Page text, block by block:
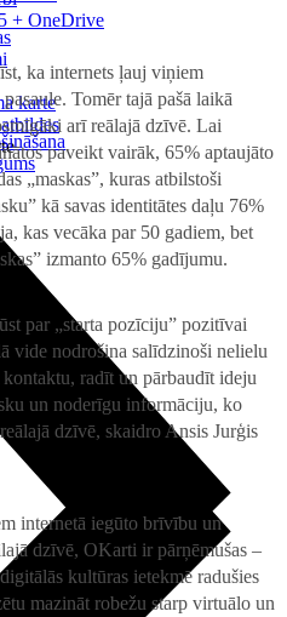
+ OneDrive
karte
ka internets ļauj viņiem
Tomēr tajā pašā laikā
arī reālajā dzīvē. Lai
paveikt vairāk, 65% aptaujāto
„maskas”, kuras atbilstoši
kā savas identitātes daļu 76%
kas vecāka par 50 gadiem, bet
izmanto 65% gadījumu.
par „starta pozīciju” pozitīvai
vide nodrošina salīdzinoši nelielu
radīt un pārbaudīt ideju
un noderīgu informāciju, ko
dzīvē, skaidro Ansis Jurģis
internetā iegūto brīvību un
dzīvē, OKarti ir pārņēmušas –
kultūras ietekmē radušies
mazināt robežu starp virtuālo un